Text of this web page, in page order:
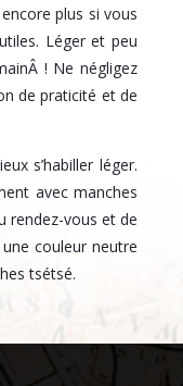
plus si vous
Léger et peu
! Ne négligez
de praticité et de
s’habiller léger.
avec manches
rendez-vous et de
couleur neutre
tsétsé.